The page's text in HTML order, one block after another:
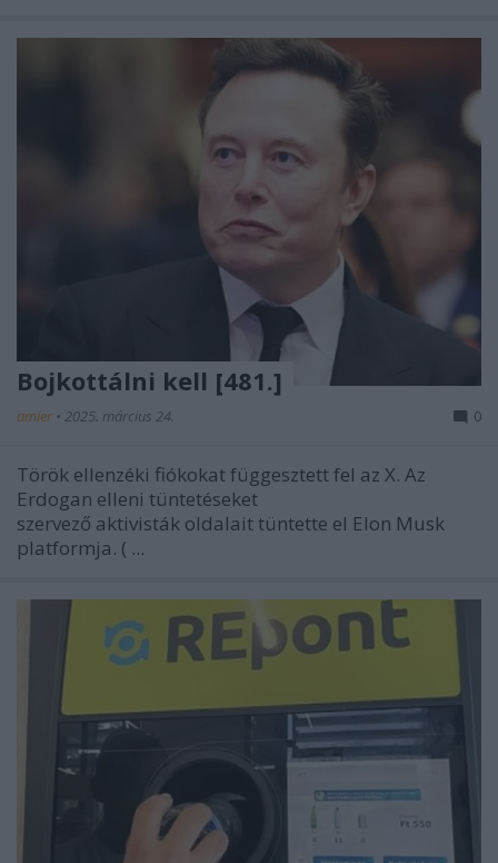
Bojkottálni kell [481.]
amier • 2025. március 24. 0
Török ellenzéki fiókokat függesztett fel az X. Az
Erdogan elleni tüntetéseket
szervező aktivisták oldalait tüntette el Elon Musk
platformja. ( ...